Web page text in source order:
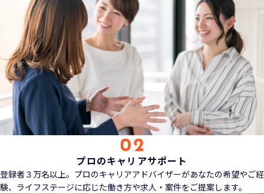
プロのキャリアサポート
登録者３万名以上。プロのキャリアアドバイザーがあなたの希望やご経
験、ライフステージに応じた働き方や求人・案件をご提案します。